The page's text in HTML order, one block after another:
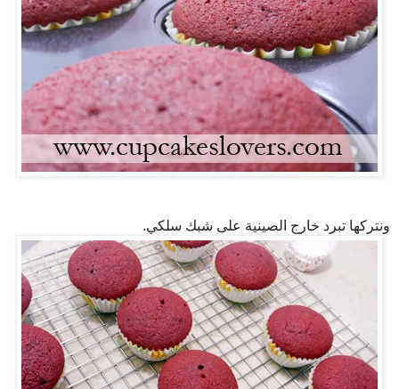
ونتركها تبرد خارج الصينية على شبك سلكي.